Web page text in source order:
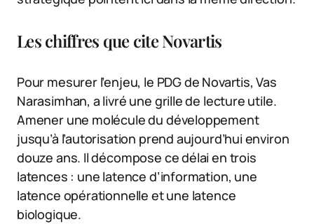
Les chiffres que cite Novartis
Pour mesurer l’enjeu, le PDG de Novartis, Vas
Narasimhan, a livré une grille de lecture utile.
Amener une molécule du développement
jusqu’à l’autorisation prend aujourd’hui environ
douze ans. Il décompose ce délai en trois
latences : une latence d’information, une
latence opérationnelle et une latence
biologique.